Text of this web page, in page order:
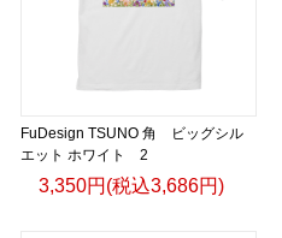
FuDesign TSUNO 角 ビッグシル
エット ホワイト 2
3,350円(税込3,686円)